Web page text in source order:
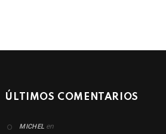
ÚLTIMOS COMENTARIOS
MICHEL en